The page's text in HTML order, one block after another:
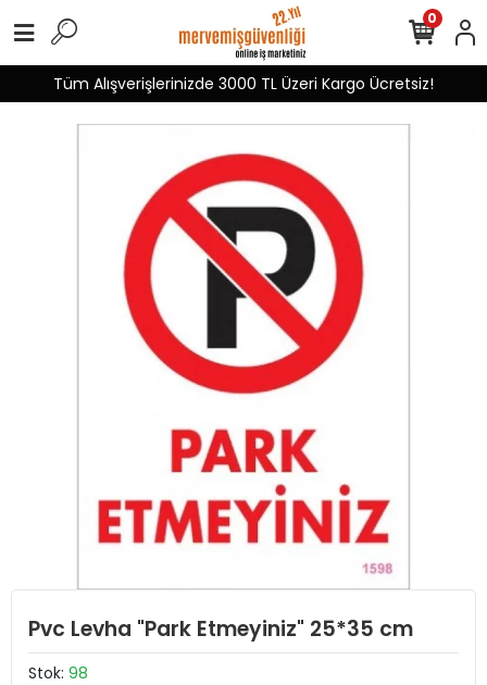
Tüm Alışverişlerinizde 3000 TL Üzeri Kargo Ücretsiz!
0
Pvc Levha "Park Etmeyiniz" 25*35 cm
Stok: 98